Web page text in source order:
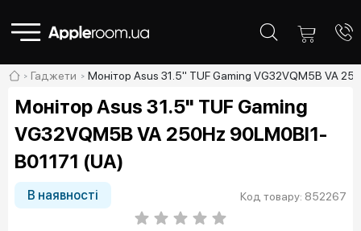
Гаджети Монітор Asus 31.5" TUF Gaming VG32VQM5B VA
Монітор Asus 31.5" TUF Gaming
VG32VQM5B VA 250Hz 90LM0BI1-
B01171 (UA)
В наявності Код товару: 852267